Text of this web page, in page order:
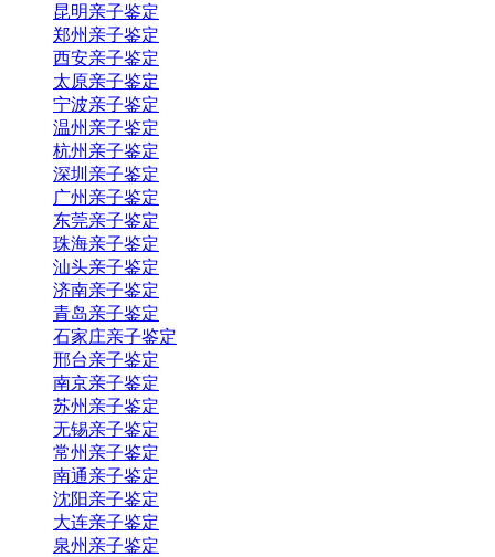
昆明亲子鉴定
郑州亲子鉴定
西安亲子鉴定
太原亲子鉴定
宁波亲子鉴定
温州亲子鉴定
杭州亲子鉴定
深圳亲子鉴定
广州亲子鉴定
东莞亲子鉴定
珠海亲子鉴定
汕头亲子鉴定
济南亲子鉴定
青岛亲子鉴定
石家庄亲子鉴定
邢台亲子鉴定
南京亲子鉴定
苏州亲子鉴定
无锡亲子鉴定
常州亲子鉴定
南通亲子鉴定
沈阳亲子鉴定
大连亲子鉴定
泉州亲子鉴定